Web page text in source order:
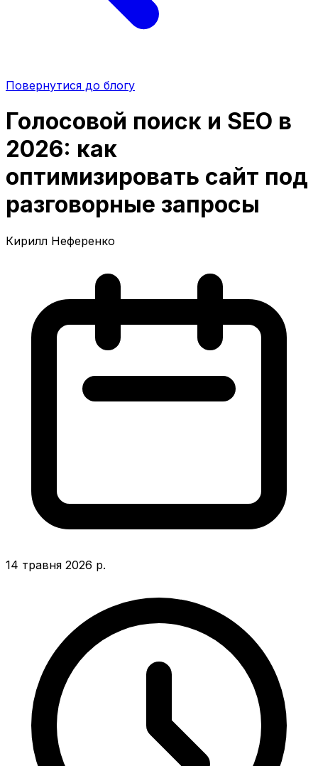
Повернутися до блогу
Голосовой поиск и SEO в
2026: как
оптимизировать сайт под
разговорные запросы
Кирилл Неференко
14 травня 2026 р.